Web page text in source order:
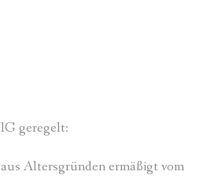
geregelt:
Altersgründen ermäßigt vom